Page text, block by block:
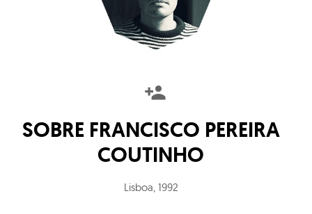
SOBRE FRANCISCO PEREIRA
COUTINHO
Lisboa, 1992